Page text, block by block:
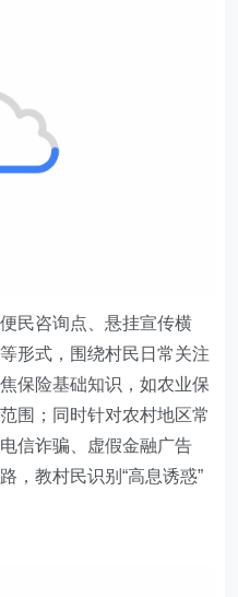
民咨询点、悬挂宣传横
形式，围绕村民日常关注
保险基础知识，如农业保
围；同时针对农村地区常
信诈骗、虚假金融广告
，教村民识别“高息诱惑”